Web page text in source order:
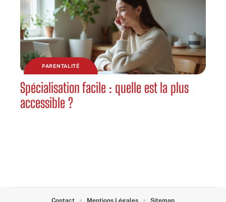
PARENTALITÉ
Spécialisation facile : quelle est la plus
accessible ?
Contact Mentions Légales Sitemap